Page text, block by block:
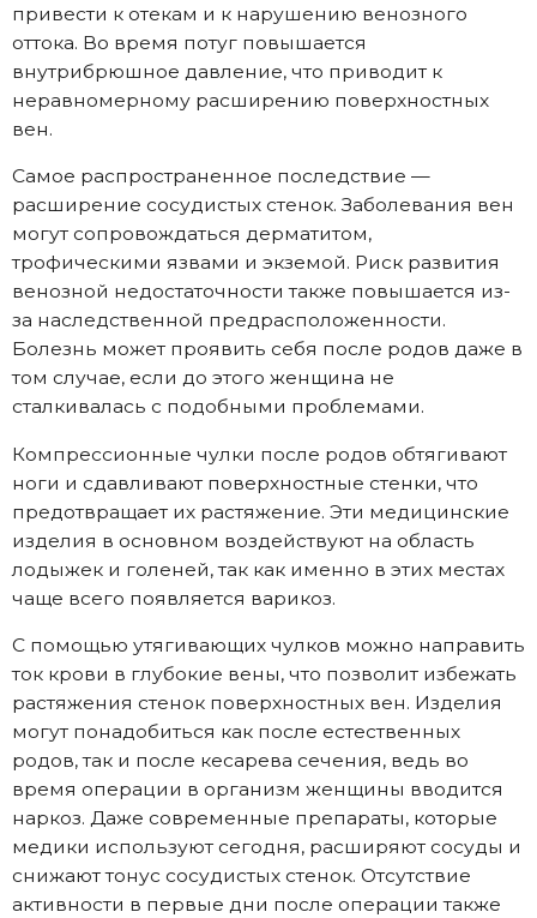
привести к отекам и к нарушению венозного
оттока. Во время потуг повышается
внутрибрюшное давление, что приводит к
неравномерному расширению поверхностных
вен.
Самое распространенное последствие —
расширение сосудистых стенок. Заболевания вен
могут сопровождаться дерматитом,
трофическими язвами и экземой. Риск развития
венозной недостаточности также повышается из-
за наследственной предрасположенности.
Болезнь может проявить себя после родов даже в
том случае, если до этого женщина не
сталкивалась с подобными проблемами.
Компрессионные чулки после родов обтягивают
ноги и сдавливают поверхностные стенки, что
предотвращает их растяжение. Эти медицинские
изделия в основном воздействуют на область
лодыжек и голеней, так как именно в этих местах
чаще всего появляется варикоз.
С помощью утягивающих чулков можно направить
ток крови в глубокие вены, что позволит избежать
растяжения стенок поверхностных вен. Изделия
могут понадобиться как после естественных
родов, так и после кесарева сечения, ведь во
время операции в организм женщины вводится
наркоз. Даже современные препараты, которые
медики используют сегодня, расширяют сосуды и
снижают тонус сосудистых стенок. Отсутствие
активности в первые дни после операции также